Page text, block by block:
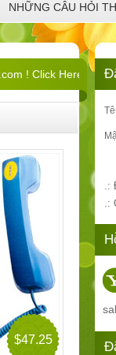
NHỮNG CÂU HỎI
! Click Here !
$47.25
.:
.: